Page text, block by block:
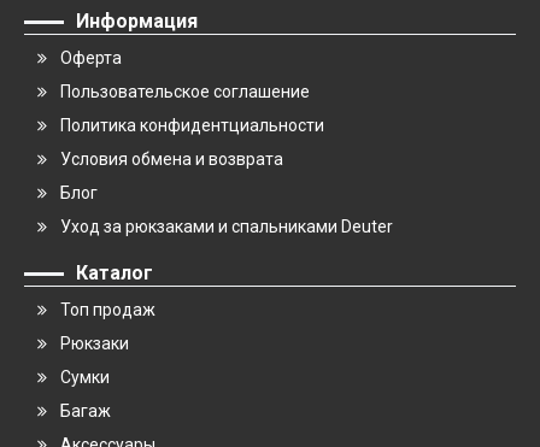
Информация
Оферта
Пользовательское соглашение
Политика конфидентциальности
Условия обмена и возврата
Блог
Уход за рюкзаками и спальниками Deuter
Каталог
Топ продаж
Рюкзаки
Сумки
Багаж